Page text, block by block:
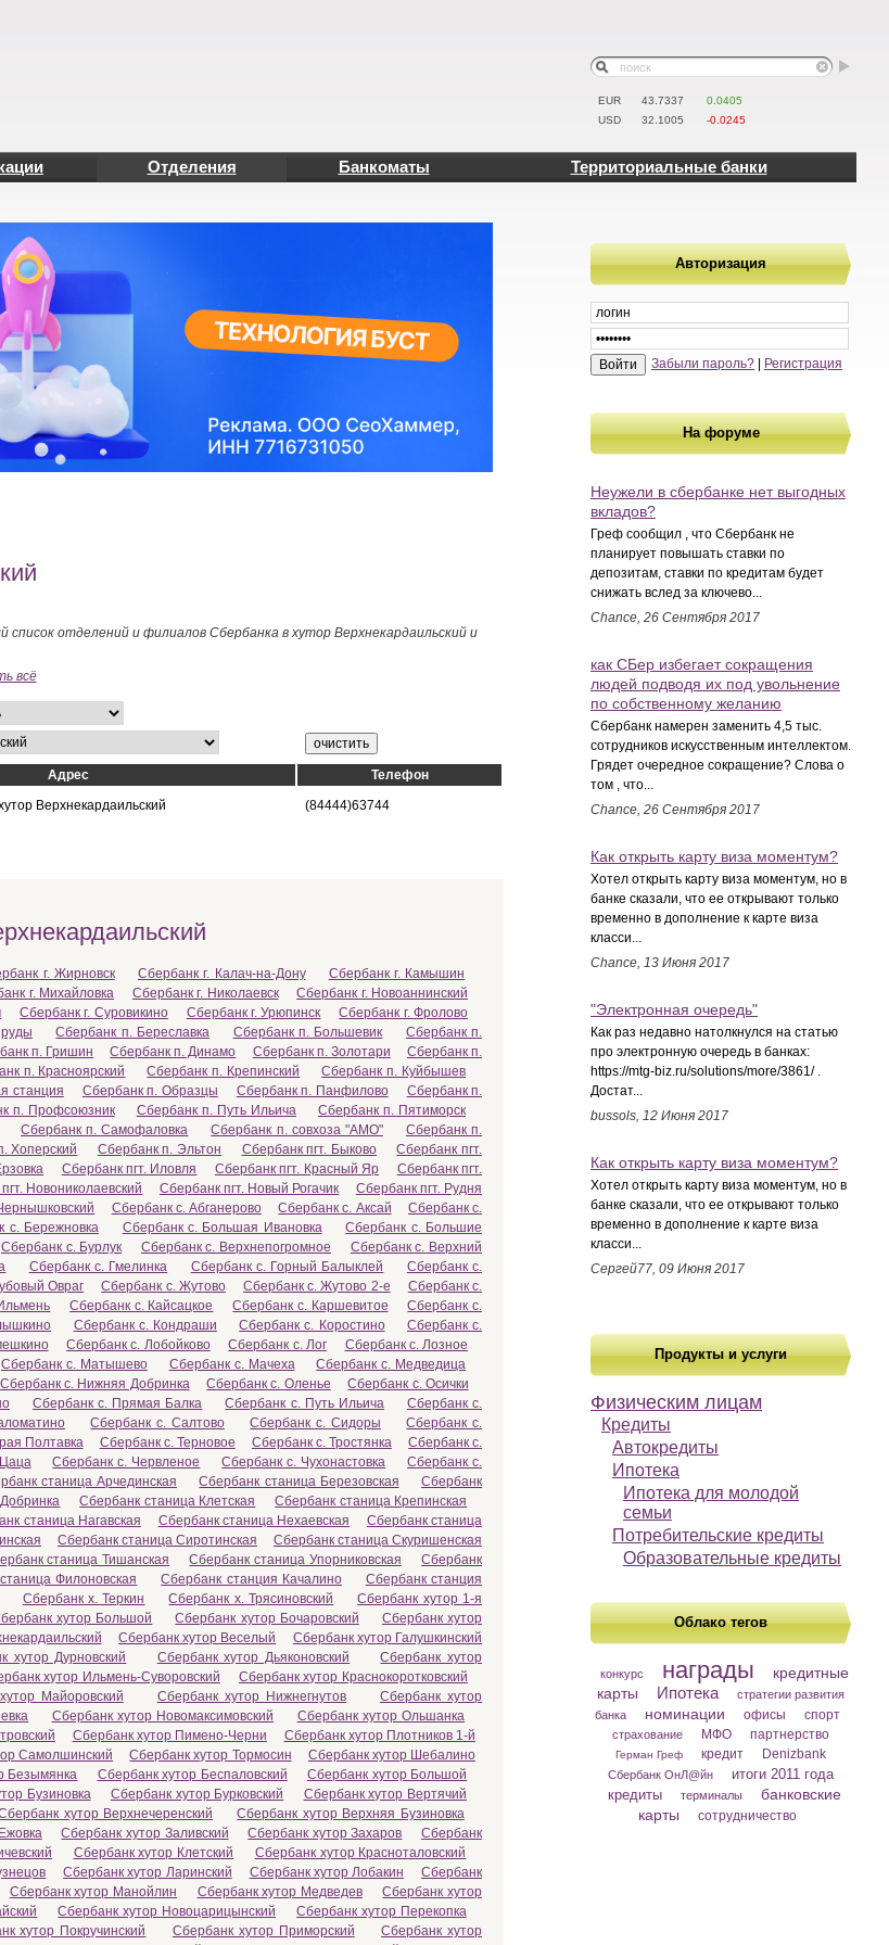
EUR 43.7337
0.0405
USD
32.1005 -0.0245
Отделения Банкоматы Территориальные банки
Авторизация
Забыли пароль? Регистрация
На форуме
Неужели в сбербанке нет выгодных
вкладов?
Греф сообщил , что Сбербанк не
планирует повышать ставки по
депозитам, ставки по кредитам будет
снижать вслед за ключево...
Chance, 26 Сентября 2017
как СБер избегает сокращения
людей подводя их под увольнение
по собственному желанию
Сбербанк намерен заменить 4,5 тыс.
сотрудников искусственным интеллектом.
Грядет очередное сокращение? Слова о
том , что...
Chance, 26 Сентября 2017
Как открыть карту виза моментум?
Хотел открыть карту виза моментум, но в
банке сказали, что ее открывают только
временно в дополнение к карте виза
класси...
Chance, 13 Июня 2017
"Электронная очередь"
Как раз недавно натолкнулся на статью
про электронную очередь в банках:
https://mtg-biz.ru/solutions/more/3861/ .
Достат...
bussols, 12 Июня 2017
Как открыть карту виза моментум?
Хотел открыть карту виза моментум, но в
банке сказали, что ее открывают только
временно в дополнение к карте виза
класси...
Сергей77, 09 Июня 2017
Продукты и услуги
Физическим лицам
Кредиты
Автокредиты
Ипотека
Ипотека для молодой
семьи
Потребительские кредиты
Образовательные кредиты
Облако тегов
конкурс награды
кредитные
карты
Ипотека
стратегии развития
банка
номинации офисы спорт
страхование МФО партнерство
Герман Греф кредит Denizbank
Сбербанк ОнЛ@йн
итоги 2011 года
кредиты
терминалы
банковские
карты
сотрудничество
отделений и филиалов Сбербанка в хутор Верхнекардаильский и
всё
Адрес
Телефон
Верхнекардаильский (84444)63744
г. Жирновск Сбербанк г. Калач-на-Дону
Сбербанк г. Камышин
г. Михайловка Сбербанк г. Николаевск
Сбербанк г. Новоаннинский
Сбербанк г. Суровикино Сбербанк г. Урюпинск
Сбербанк г. Фролово
Сбербанк п. Береславка Сбербанк п. Большевик
Сбербанк п.
п. Гришин Сбербанк п. Динамо Сбербанк п. Золотари
Сбербанк п.
п. Красноярский Сбербанк п. Крепинский
Сбербанк п. Куйбышев
станция Сбербанк п. Образцы Сбербанк п. Панфилово
Сбербанк п.
п. Профсоюзник Сбербанк п. Путь Ильича
Сбербанк п. Пятиморск
Сбербанк п. Самофаловка Сбербанк п. совхоза "АМО"
Сбербанк п.
Хоперский Сбербанк п. Эльтон Сбербанк пгт. Быково
Сбербанк пгт.
Сбербанк пгт. Иловля Сбербанк пгт. Красный Яр
Сбербанк пгт.
Новониколаевский Сбербанк пгт. Новый Рогачик
Сбербанк пгт. Рудня
Сбербанк с. Абганерово Сбербанк с. Аксай
Сбербанк с.
с. Бережновка Сбербанк с. Большая Ивановка
Сбербанк с. Большие
Сбербанк с. Бурлук Сбербанк с. Верхнепогромное
Сбербанк с. Верхний
Сбербанк с. Гмелинка Сбербанк с. Горный Балыклей
Сбербанк с.
Овраг Сбербанк с. Жутово Сбербанк с. Жутово 2-е
Сбербанк с.
Сбербанк с. Кайсацкое Сбербанк с. Каршевитое
Сбербанк с.
Сбербанк с. Кондраши Сбербанк с. Коростино
Сбербанк с.
Сбербанк с. Лобойково Сбербанк с. Лог
Сбербанк с. Лозное
Сбербанк с. Матышево Сбербанк с. Мачеха
Сбербанк с. Медведица
Сбербанк с. Нижняя Добринка Сбербанк с. Оленье
Сбербанк с. Осички
Сбербанк с. Прямая Балка Сбербанк с. Путь Ильича
Сбербанк с.
Сбербанк с. Салтово Сбербанк с. Сидоры
Сбербанк с.
Полтавка Сбербанк с. Терновое Сбербанк с. Тростянка
Сбербанк с.
Сбербанк с. Червленое Сбербанк с. Чухонастовка
Сбербанк с.
станица Арчединская Сбербанк станица Березовская
Сбербанк
Сбербанк станица Клетская
Сбербанк станица Крепинская
станица Нагавская Сбербанк станица Нехаевская
Сбербанк станица
Сбербанк станица Сиротинская
Сбербанк станица Скуришенская
станица Тишанская Сбербанк станица Упорниковская
Сбербанк
Филоновская Сбербанк станция Качалино
Сбербанк станция
Сбербанк х. Теркин Сбербанк х. Трясиновский
Сбербанк хутор 1-я
хутор Большой Сбербанк хутор Бочаровский
Сбербанк хутор
Сбербанк хутор Веселый
Сбербанк хутор Галушкинский
хутор Дурновский Сбербанк хутор Дьяконовский
Сбербанк хутор
хутор Ильмень-Суворовский
Сбербанк хутор Краснокоротковский
Майоровский Сбербанк хутор Нижнегнутов
Сбербанк хутор
Сбербанк хутор Новомаксимовский
Сбербанк хутор Ольшанка
Сбербанк хутор Пимено-Черни
Сбербанк хутор Плотников 1-й
Самолшинский Сбербанк хутор Тормосин
Сбербанк хутор Шебалино
Безымянка Сбербанк хутор Беспаловский
Сбербанк хутор Большой
Бузиновка Сбербанк хутор Бурковский
Сбербанк хутор Вертячий
хутор Верхнечеренский
Сбербанк хутор Верхняя Бузиновка
Сбербанк хутор Заливский Сбербанк хутор Захаров
Сбербанк
Сбербанк хутор Клетский
Сбербанк хутор Красноталовский
Сбербанк хутор Ларинский Сбербанк хутор Лобакин
Сбербанк
Сбербанк хутор Манойлин Сбербанк хутор Медведев
Сбербанк хутор
Сбербанк хутор Новоцарицынский
Сбербанк хутор Перекопка
хутор Покручинский Сбербанк хутор Приморский
Сбербанк хутор